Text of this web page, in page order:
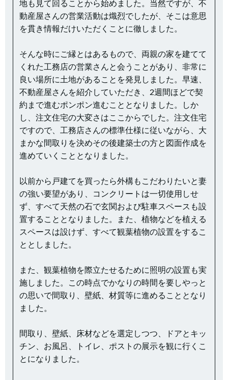
地も見て回ることから始めました。当然ですが、不
動産屋さんの営業活動は熾烈でしたが、そこは意思
を貫き情報だけいただくことに徹しました。
そんな時にご縁とはあるもので、両親の家を建てて
くれた工務店の営業さんと会うことがあり、非常に
良い場所に土地があることを発見しました。早速、
不動産屋さんを紹介していただき、2週間ほどで契
約まで進むポンポン進むこととなりました。しか
し、注文住宅の大変さはここからでした。注文住宅
ですので、工務店さんの標準仕様に従いながら、大
まかな間取りを決めその後建築士の方と図面作成を
進めていくこととなりました。
以前から戸建てを買ったら外構もこだわりたいと妻
の強い要望があり、コンクリートは一切使用しせ
ず、すべて天然の石で玄関および駐車スペースも設
置することとなりました。また、植物などを植える
スペースは設けず、すべて観葉植物の設置をするこ
ととしました。
また、観葉植物を際立たせるために照明の設置も実
施しました。この時点でかなりの時間を要しやっと
の思いで間取り、壁紙、材質等に進めることとなり
ました。
間取り、壁紙、床材などを選定しつつ、ドアとキッ
チン、お風呂、トイレ、ポストの展示を観に行くこ
とになりました。